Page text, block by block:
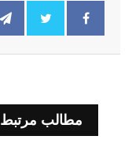
مطالب مرتبط